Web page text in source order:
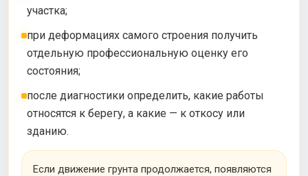
участка;
при деформациях самого строения получить
отдельную профессиональную оценку его
состояния;
после диагностики определить, какие работы
относятся к берегу, а какие — к откосу или
зданию.
Если движение грунта продолжается, появляются